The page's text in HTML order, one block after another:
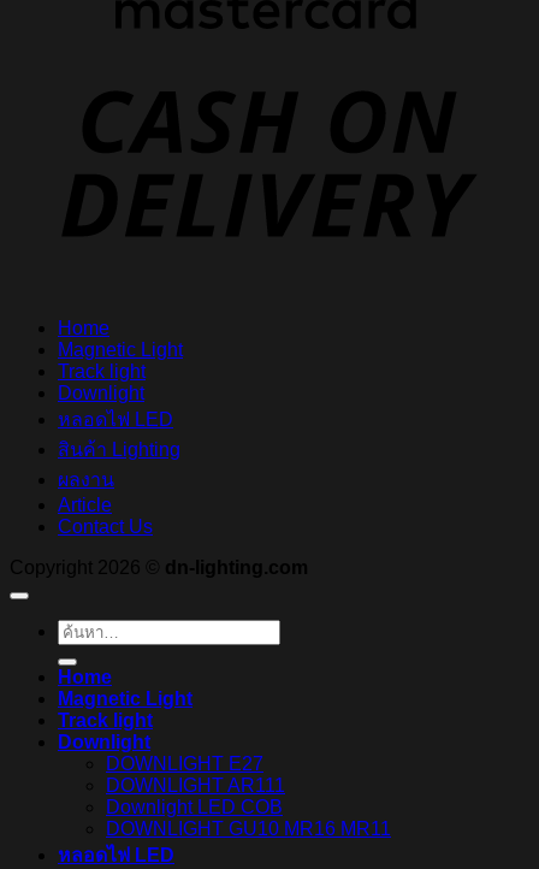
Home
Magnetic Light
Track light
Downlight
หลอดไฟ LED
สินค้า Lighting
ผลงาน
Article
Contact Us
Copyright 2026 © dn-lighting.com
ค้นหา:
Home
Magnetic Light
Track light
Downlight
DOWNLIGHT E27
DOWNLIGHT AR111
Downlight LED COB
DOWNLIGHT GU10 MR16 MR11
หลอดไฟ LED